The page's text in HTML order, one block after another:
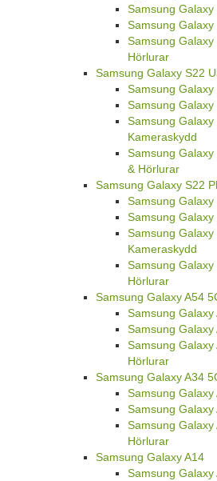
Samsung
Samsung Galaxy
Samsung
Hörlurar
Samsung Galaxy S22
Samsung
Samsung
Samsung
Kameraskydd
Samsung
& Hörlurar
Samsung Galaxy S22
Samsung
Samsung Galaxy
Samsung
Kameraskydd
Samsung
Hörlurar
Samsung Galaxy A54
Samsung
Samsung Galaxy
Samsung
Hörlurar
Samsung Galaxy A34
Samsung
Samsung Galaxy
Samsung
Hörlurar
Samsung Galaxy A14
Samsung Galaxy